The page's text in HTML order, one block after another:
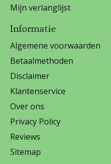
Mijn verlanglijst
Informatie
Algemene voorwaarden
Betaalmethoden
Disclaimer
Klantenservice
Over ons
Privacy Policy
Reviews
Sitemap